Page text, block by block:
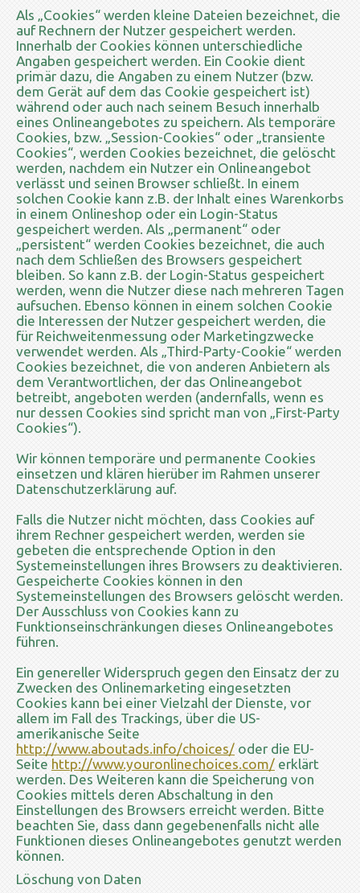
Als „Cookies“ werden kleine Dateien bezeichnet, die
auf Rechnern der Nutzer gespeichert werden.
Innerhalb der Cookies können unterschiedliche
Angaben gespeichert werden. Ein Cookie dient
primär dazu, die Angaben zu einem Nutzer (bzw.
dem Gerät auf dem das Cookie gespeichert ist)
während oder auch nach seinem Besuch innerhalb
eines Onlineangebotes zu speichern. Als temporäre
Cookies, bzw. „Session-Cookies“ oder „transiente
Cookies“, werden Cookies bezeichnet, die gelöscht
werden, nachdem ein Nutzer ein Onlineangebot
verlässt und seinen Browser schließt. In einem
solchen Cookie kann z.B. der Inhalt eines Warenkorbs
in einem Onlineshop oder ein Login-Status
gespeichert werden. Als „permanent“ oder
„persistent“ werden Cookies bezeichnet, die auch
nach dem Schließen des Browsers gespeichert
bleiben. So kann z.B. der Login-Status gespeichert
werden, wenn die Nutzer diese nach mehreren Tagen
aufsuchen. Ebenso können in einem solchen Cookie
die Interessen der Nutzer gespeichert werden, die
für Reichweitenmessung oder Marketingzwecke
verwendet werden. Als „Third-Party-Cookie“ werden
Cookies bezeichnet, die von anderen Anbietern als
dem Verantwortlichen, der das Onlineangebot
betreibt, angeboten werden (andernfalls, wenn es
nur dessen Cookies sind spricht man von „First-Party
Cookies“).
Wir können temporäre und permanente Cookies
einsetzen und klären hierüber im Rahmen unserer
Datenschutzerklärung auf.
Falls die Nutzer nicht möchten, dass Cookies auf
ihrem Rechner gespeichert werden, werden sie
gebeten die entsprechende Option in den
Systemeinstellungen ihres Browsers zu deaktivieren.
Gespeicherte Cookies können in den
Systemeinstellungen des Browsers gelöscht werden.
Der Ausschluss von Cookies kann zu
Funktionseinschränkungen dieses Onlineangebotes
führen.
Ein genereller Widerspruch gegen den Einsatz der zu
Zwecken des Onlinemarketing eingesetzten
Cookies kann bei einer Vielzahl der Dienste, vor
allem im Fall des Trackings, über die US-
amerikanische Seite
http://www.aboutads.info/choices/ oder die EU-
Seite http://www.youronlinechoices.com/ erklärt
werden. Des Weiteren kann die Speicherung von
Cookies mittels deren Abschaltung in den
Einstellungen des Browsers erreicht werden. Bitte
beachten Sie, dass dann gegebenenfalls nicht alle
Funktionen dieses Onlineangebotes genutzt werden
können.
Löschung von Daten